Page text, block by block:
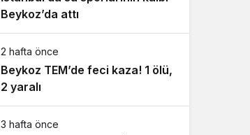
Beykoz’da attı
2 hafta önce
Beykoz TEM’de feci kaza! 1 ölü,
2 yaralı
3 hafta önce